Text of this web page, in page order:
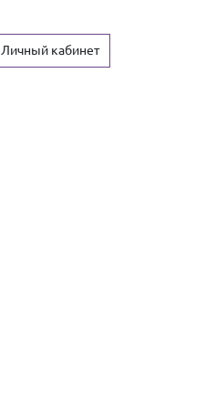
Личный кабинет